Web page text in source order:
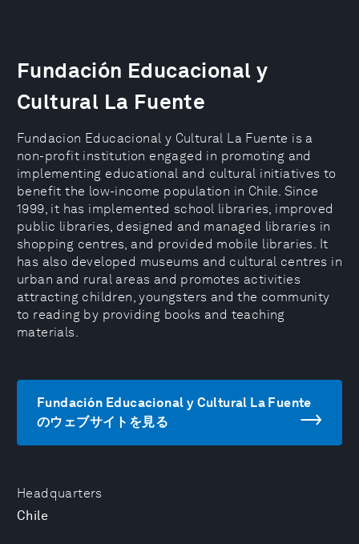
Headquarters
Chile
Fundación Educacional y
Cultural La Fuente
Fundacion Educacional y Cultural La Fuente is a
non-profit institution engaged in promoting and
implementing educational and cultural initiatives to
benefit the low-income population in Chile. Since
1999, it has implemented school libraries, improved
public libraries, designed and managed libraries in
shopping centres, and provided mobile libraries. It
has also developed museums and cultural centres in
urban and rural areas and promotes activities
attracting children, youngsters and the community
to reading by providing books and teaching
materials.
Fundación Educacional y Cultural La Fuente
のウェブサイトを見る